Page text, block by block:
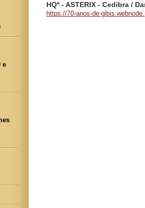
HQ* - ASTERIX - Cedibra /
https://70-anos-de-
e